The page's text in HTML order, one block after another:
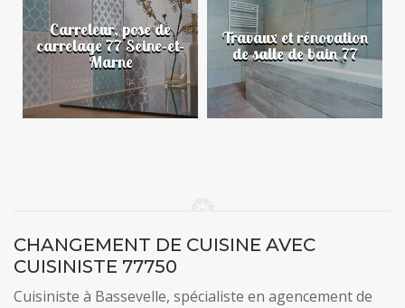
Carreleur, pose de
carrelage 77 Seine-et-
Marne
Travaux et rénovation
de salle de bain 77
CHANGEMENT DE CUISINE AVEC
CUISINISTE 77750
Cuisiniste à Bassevelle, spécialiste en agencement de